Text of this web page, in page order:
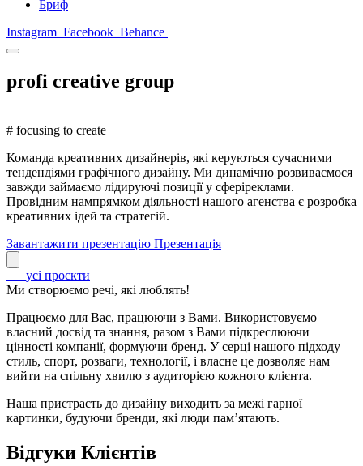
Бриф
Instagram Facebook Behance
profi creative group
# focusing to create
Команда креативних дизайнерів, які керуються сучасними
тендендіями графічного дизайну. Ми динамічно розвиваємося
завжди займаємо лідируючі позиції у сферіреклами.
Провідним нампрямком діяльності нашого агенства є розробка
креативних ідей та стратегій.
Завантажити презентацію Презентація
усі проєкти
Ми створюємо речі, які люблять!
Працюємо для Вас, працюючи з Вами. Використовуємо
власний досвід та знання, разом з Вами підкреслюючи
цінності компанії, формуючи бренд. У серці нашого підходу –
стиль, спорт, розваги, технології, і власне це дозволяє нам
вийти на спільну хвилю з аудиторією кожного клієнта.
Наша пристрасть до дизайну виходить за межі гарної
картинки, будуючи бренди, які люди пам’ятають.
Відгуки Клієнтів